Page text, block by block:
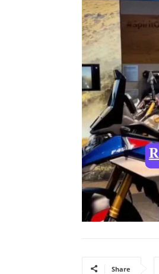
Share